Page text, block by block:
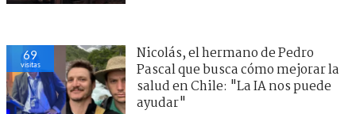
69
visitas
Nicolás, el hermano de Pedro
Pascal que busca cómo mejorar la
salud en Chile: "La IA nos puede
ayudar"